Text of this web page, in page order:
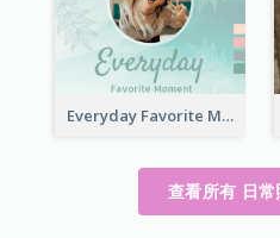
Everyday Favorite Moment Photo Book
查看所有 日